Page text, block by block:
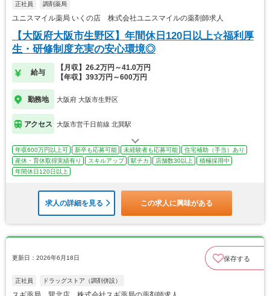
正社員 調剤薬局
ユニスマイル薬局 いくの店 株式会社ユニスマイルの薬剤師求人
【大阪府大阪市生野区】年間休日120日以上☆福利厚
生・研修制度充実の安心環境◎
給与
【月収】26.2万円～41.0万円
【年収】393万円～600万円
勤務地 大阪府 大阪市生野区
アクセス 大阪市営千日前線 北巽駅
年収600万円以上可 新卒も応募可能 未経験者も応募可能
住宅補助（手当）あり
産休・育休取得実績有り
スキルアップ 駅チカ 店舗数30以上
積極採用中
年間休日120日以上
求人の詳細を見る この求人に興味がある
更新日：2026年6月18日 保存する
正社員 ドラッグストア（調剤併設）